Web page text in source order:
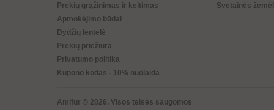
Prekių grąžinimas ir keitimas
Apmokėjimo būdai
Dydžių lentelė
Prekių priežiūra
Privatumo politika
Kupono kodas - 10% nuolaida
Svetainės
Amifur © 2026. Visos teisės saugomos